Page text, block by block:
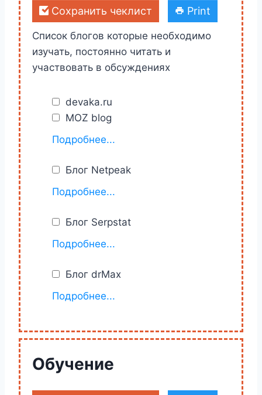
Сохранить чеклист Print
Список блогов которые необходимо
изучать, постоянно читать и
участвовать в обсуждениях
devaka.ru
MOZ blog
https://moz.com/blog
Подробнее...
Блог Netpeak
https://netpeak.net/ru/blog/
Подробнее...
Блог Serpstat
https://serpstat.com/ru/blog/
Подробнее...
Блог drMax
Мясо — вот что можно сказать о
они того стоят.http://drmax.su
Подробнее...
Обучение